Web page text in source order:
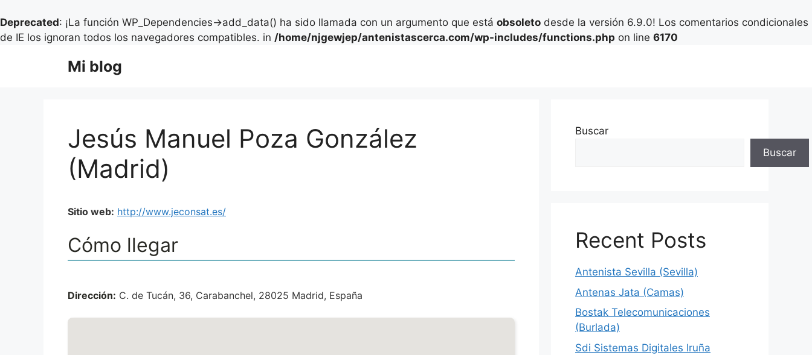
Deprecated: ¡La función WP_Dependencies->add_data() ha sido llamada con un argumento que está obsoleto desde la versión 6.9.0! Los comentarios condicionales
de IE los ignoran todos los navegadores compatibles. in /home/njgewjep/antenistascerca.com/wp-includes/functions.php on line 6170
Mi blog
Jesús Manuel Poza González
(Madrid)
Sitio web: http://www.jeconsat.es/
Cómo llegar
Dirección: C. de Tucán, 36, Carabanchel, 28025 Madrid, España
Buscar
Buscar
Recent Posts
Antenista Sevilla (Sevilla)
Antenas Jata (Camas)
Bostak Telecomunicaciones
(Burlada)
Sdi Sistemas Digitales Iruña